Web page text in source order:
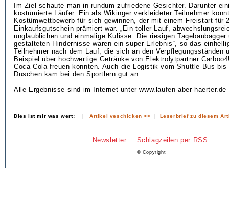
Im Ziel schaute man in rundum zufriedene Gesichter. Darunter
kostümierte Läufer. Ein als Wikinger verkleideter Teilnehmer
Kostümwettbewerb für sich gewinnen, der mit einem Freistart für
Einkaufsgutschein prämiert war. „Ein toller Lauf,
unglaublichen und einmalige Kulisse. Die riesigen
gestalteten Hindernisse waren ein super Erlebnis“, so das
Teilnehmer nach dem Lauf, die sich an den Verpflegungsständen
Beispiel über hochwertige Getränke von Elektrolytpartner
Coca Cola freuen konnten. Auch die Logistik vom Shuttle-Bus bis
Duschen kam bei den Sportlern gut an.
Alle Ergebnisse sind im Internet unter www.laufen-aber-
Dies ist mir was wert: |Artikel veschicken >> | Leserbrief zu diesem
Newsletter Schlagzeilen per RSS
© Copyright